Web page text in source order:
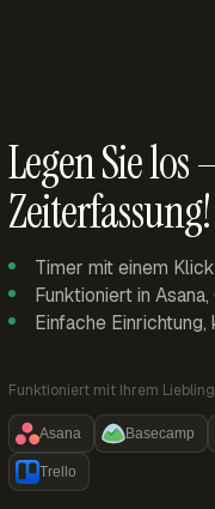
Legen Sie los
Zeiterfassung!
Timer mit einem
Funktioniert in
Einfache
Funktioniert mit Ihrem
Asana Basecamp
Trello